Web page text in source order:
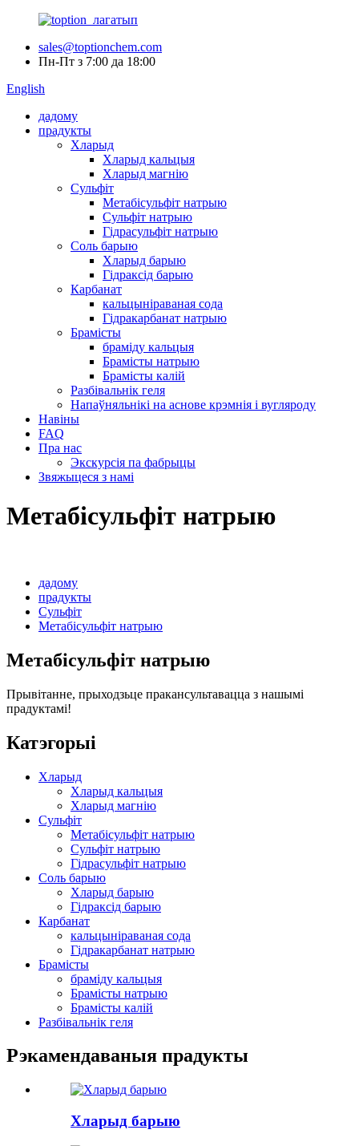
sales@toptionchem.com
Пн-Пт з 7:00 да 18:00
English
дадому
прадукты
Хларыд
Хларыд кальцыя
Хларыд магнію
Сульфіт
Метабісульфіт натрыю
Сульфіт натрыю
Гідрасульфіт натрыю
Соль барыю
Хларыд барыю
Гідраксід барыю
Карбанат
кальцыніраваная сода
Гідракарбанат натрыю
Брамісты
браміду кальцыя
Брамісты натрыю
Брамісты калій
Разбівальнік геля
Напаўняльнікі на аснове крэмнія і вугляроду
Навіны
FAQ
Пра нас
Экскурсія па фабрыцы
Звяжыцеся з намі
Метабісульфіт натрыю
дадому
прадукты
Сульфіт
Метабісульфіт натрыю
Метабісульфіт натрыю
Прывітанне, прыходзьце пракансультавацца з нашымі
прадуктамі!
Катэгорыі
Хларыд
Хларыд кальцыя
Хларыд магнію
Сульфіт
Метабісульфіт натрыю
Сульфіт натрыю
Гідрасульфіт натрыю
Соль барыю
Хларыд барыю
Гідраксід барыю
Карбанат
кальцыніраваная сода
Гідракарбанат натрыю
Брамісты
браміду кальцыя
Брамісты натрыю
Брамісты калій
Разбівальнік геля
Рэкамендаваныя прадукты
Хларыд барыю